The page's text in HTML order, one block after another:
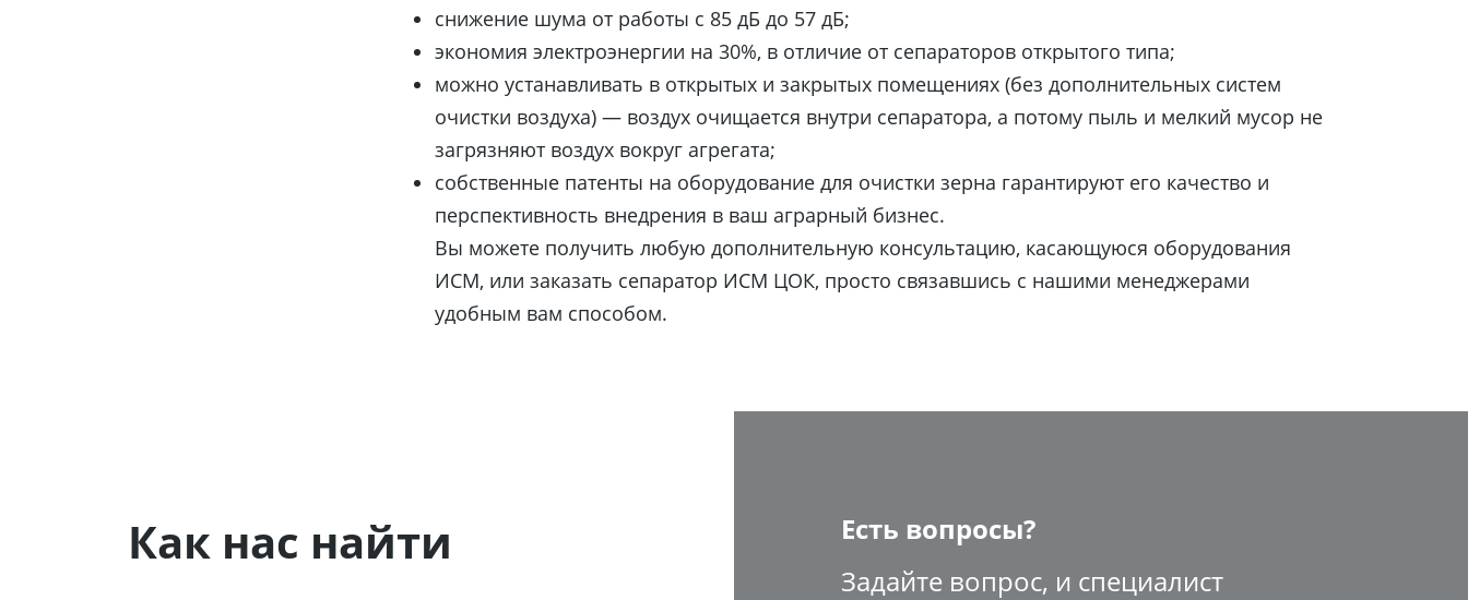
снижение шума от работы с 85 дБ до 57 дБ;
экономия электроэнергии на 30%, в отличие от сепараторов открытого типа;
можно устанавливать в открытых и закрытых помещениях (без дополнительных систем
очистки воздуха) — воздух очищается внутри сепаратора, а потому пыль и мелкий мусор не
загрязняют воздух вокруг агрегата;
собственные патенты на оборудование для очистки зерна гарантируют его качество и
перспективность внедрения в ваш аграрный бизнес.
Вы можете получить любую дополнительную консультацию, касающуюся оборудования
ИСМ, или заказать сепаратор ИСМ ЦОК, просто связавшись с нашими менеджерами
удобным вам способом.
Как нас найти
Есть вопросы?
Задайте вопрос, и специалист